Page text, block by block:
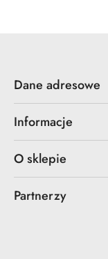
Dane adresowe
Informacje
O sklepie
Partnerzy